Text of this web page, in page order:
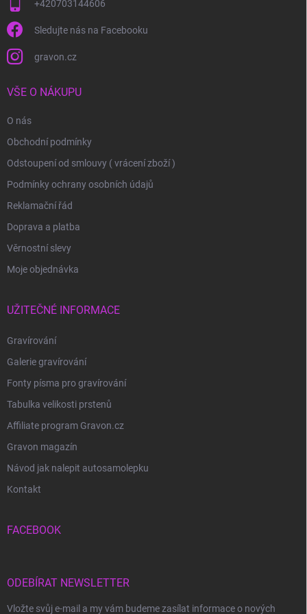
+420703144606
Sledujte nás na Facebooku
gravon.cz
VŠE O NÁKUPU
O nás
Obchodní podmínky
Odstoupení od smlouvy ( vrácení zboží )
Podmínky ochrany osobních údajů
Reklamační řád
Doprava a platba
Věrnostní slevy
Moje objednávka
UŽITEČNÉ INFORMACE
Gravírování
Galerie gravírování
Fonty písma pro gravírování
Tabulka velikosti prstenů
Affiliate program Gravon.cz
Gravon magazín
Návod jak nalepit autosamolepku
Kontakt
FACEBOOK
ODEBÍRAT NEWSLETTER
Vložte svůj e-mail a my vám budeme zasílat informace o nových